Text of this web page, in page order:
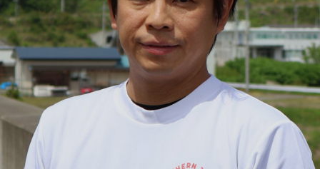
STORY
ABOUT US
STAFF